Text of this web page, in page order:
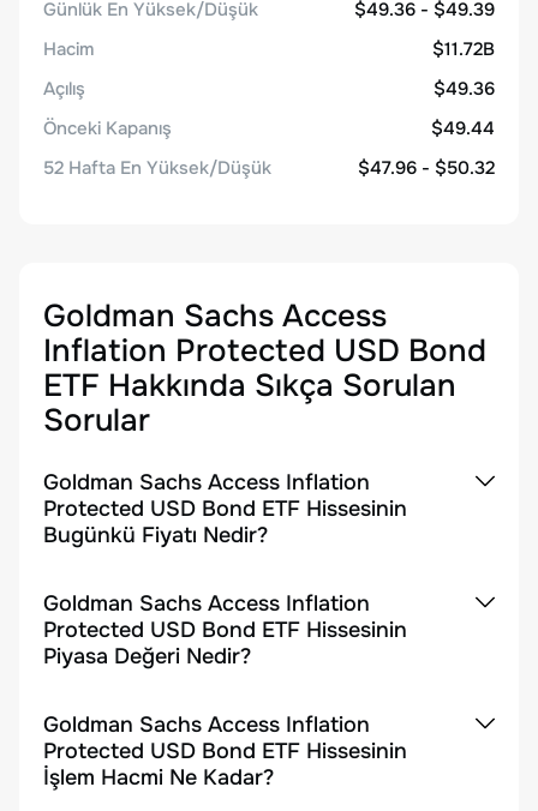
Günlük En Yüksek/Düşük
$49.36 - $49.39
Hacim
$11.72B
Açılış
$49.36
Önceki Kapanış
$49.44
52 Hafta En Yüksek/Düşük
$47.96 - $50.32
Goldman Sachs Access
Inflation Protected USD Bond
ETF Hakkında Sıkça Sorulan
Sorular
Goldman Sachs Access Inflation
Protected USD Bond ETF Hissesinin
Bugünkü Fiyatı Nedir?
Goldman Sachs Access Inflation
Protected USD Bond ETF Hissesinin
Piyasa Değeri Nedir?
Goldman Sachs Access Inflation
Protected USD Bond ETF Hissesinin
İşlem Hacmi Ne Kadar?